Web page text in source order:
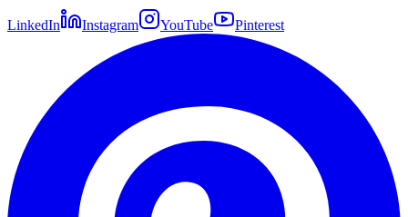
LinkedIn Instagram YouTube Pinterest